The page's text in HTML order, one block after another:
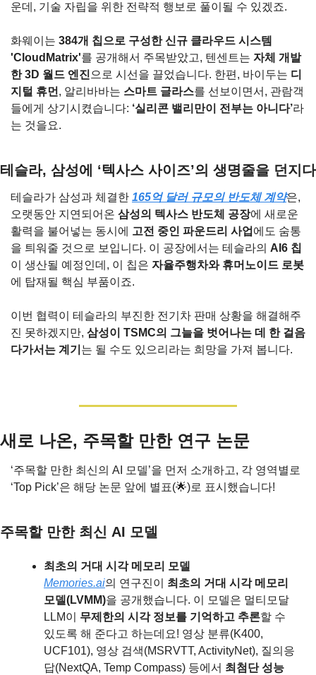
운데, 기술 자립을 위한 전략적 행보로 풀이될 수 있겠죠.
화웨이는 384개 칩으로 구성한 신규 클라우드 시스템
'CloudMatrix'를 공개해서 주목받았고, 텐센트는 자체 개발
한 3D 월드 엔진 으로 시선을 끌었습니다. 한편, 바이두는 디
지털 휴먼 , 알리바바는 스마트 글라스를 선보이면서, 관람객
들에게 상기시켰습니다: ‘실리콘 밸리만이 전부는 아니다’라
는 것을요.
테슬라, 삼성에 ‘텍사스 사이즈’의 생명줄을 던지다
테슬라가 삼성과 체결한 165억 달러 규모의 반도체 계약은,
오랫동안 지연되어온 삼성의 텍사스 반도체 공장에 새로운
활력을 불어넣는 동시에
고전 중인 파운드리 사업 에도 숨통
을 틔워줄 것으로 보입니다. 이 공장에서는 테슬라의 AI6 칩
이 생산될 예정인데, 이 칩은 자율주행차와 휴머노이드 로봇
에 탑재될 핵심 부품이죠.
이번 협력이 테슬라의 부진한 전기차 판매 상황을 해결해주
진 못하겠지만, 삼성이 TSMC의 그늘을 벗어나는 데 한 걸음
다가서는 계기 는 될 수도 있으리라는 희망을 가져 봅니다.
새로 나온, 주목할 만한 연구 논문
‘주목할 만한 최신의 AI 모델’을 먼저 소개하고, 각 영역별로
‘Top Pick’은 해당 논문 앞에 별표(🌟)로 표시했습니다!
주목할 만한 최신 AI 모델
최초의 거대 시각 메모리 모델
Memories.ai의 연구진이 최초의 거대 시각 메모리
모델(LVMM)을 공개했습니다. 이 모델은 멀티모달
LLM이 무제한의 시각 정보를 기억하고 추론할 수
있도록 해 준다고 하는데요! 영상 분류(K400,
UCF101), 영상 검색(MSRVTT, ActivityNet), 질의응
답(NextQA, Temp Compass) 등에서 최첨단 성능